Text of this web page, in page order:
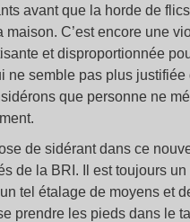
avant que la horde de
maison. C’est encore une
et disproportionnée
ne semble pas plus justifiée
que personne ne
de sidérant dans ce
de la BRI. Il est toujours un
tel étalage de moyens et
prendre les pieds dans le